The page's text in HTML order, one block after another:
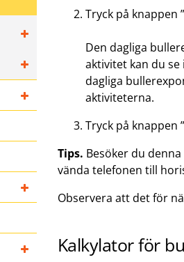
Tryck på knappen
Den dagliga
aktivitet kan du
dagliga
aktiviteterna.
Tryck på knappen
Tips. Besöker du
vända telefonen till
Observera att det för
Kalkylator för